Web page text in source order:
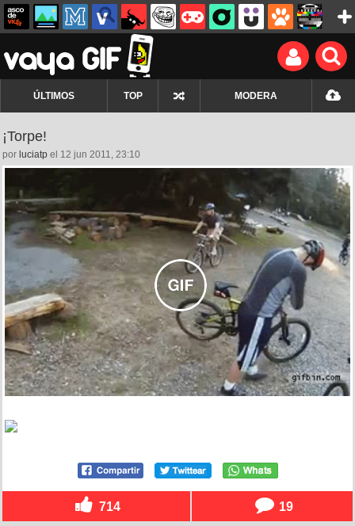
ÚLTIMOS TOP MODERA
¡Torpe!
por luciatp el 12 jun 2011, 23:10
714 19